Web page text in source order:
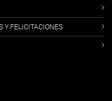
Y FELICITACIONES